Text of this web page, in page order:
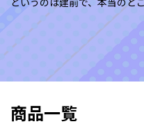
というのは建前で、本当のと
商品一覧